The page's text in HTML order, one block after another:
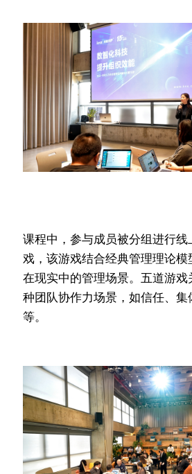
课程中，参与成员被分组进行线
戏，该游戏结合经典管理理论模
在现实中的管理场景。五道游戏
种团队协作力场景，如信任、集
等。